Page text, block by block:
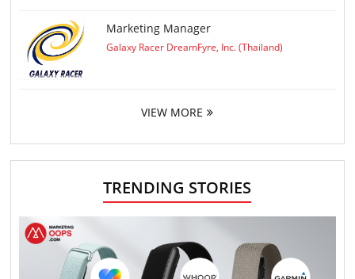
Marketing Manager
Galaxy Racer DreamFyre, Inc. (Thailand)
VIEW MORE
TRENDING STORIES